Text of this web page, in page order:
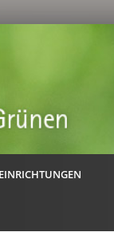
EINRICHTUNGEN